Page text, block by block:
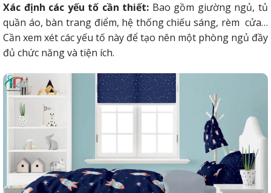
Xác định các yếu tố cần thiết: Bao gồm giường ngủ, tủ
quần áo, bàn trang điểm, hệ thống chiếu sáng, rèm cửa…
Cần xem xét các yếu tố này để tạo nên một phòng ngủ đầy
đủ chức năng và tiện ích.